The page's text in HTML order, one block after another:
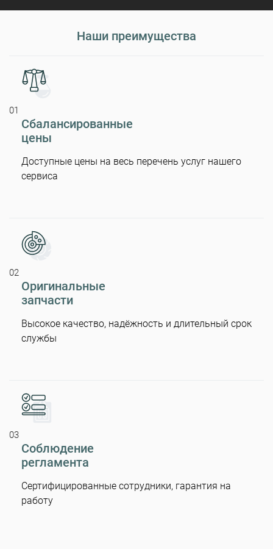
Наши преимущества
01
Сбалансированные
цены
Доступные цены на весь перечень услуг нашего
сервиса
02
Оригинальные
запчасти
Высокое качество, надёжность и длительный срок
службы
03
Соблюдение
регламента
Сертифицированные сотрудники, гарантия на
работу